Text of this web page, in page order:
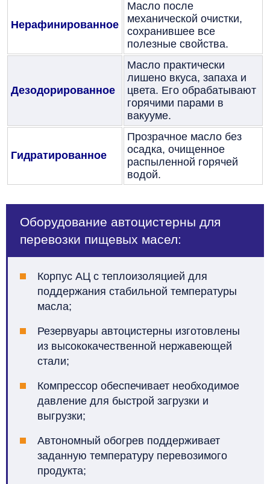
Нерафинированное
Масло после
механической очистки,
сохранившее все
полезные свойства.
Дезодорированное
Масло практически
лишено вкуса, запаха и
цвета. Его обрабатывают
горячими парами в
вакууме.
Гидратированное
Прозрачное масло без
осадка, очищенное
распыленной горячей
водой.
Оборудование автоцистерны для
перевозки пищевых масел:
Корпус АЦ с теплоизоляцией для
поддержания стабильной температуры
масла;
Резервуары автоцистерны изготовлены
из высококачественной нержавеющей
стали;
Компрессор обеспечивает необходимое
давление для быстрой загрузки и
выгрузки;
Автономный обогрев поддерживает
заданную температуру перевозимого
продукта;